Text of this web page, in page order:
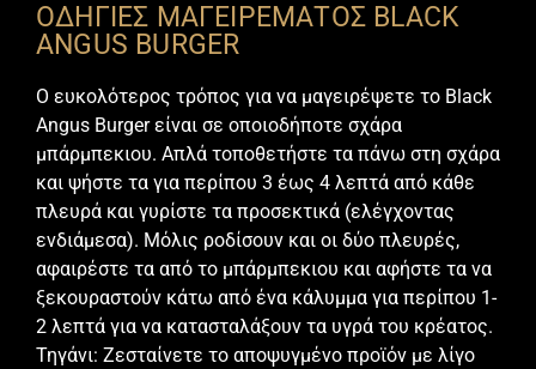
ΟΔΗΓΙΕΣ ΜΑΓΕΙΡΕΜΑΤΟΣ BLACK
ANGUS BURGER
Ο ευκολότερος τρόπος για να μαγειρέψετε το Βlack
Αngus Βurger είναι σε οποιοδήποτε σχάρα
μπάρμπεκιου. Απλά τοποθετήστε τα πάνω στη σχάρα
και ψήστε τα για περίπου 3 έως 4 λεπτά από κάθε
πλευρά και γυρίστε τα προσεκτικά (ελέγχοντας
ενδιάμεσα). Μόλις ροδίσουν και οι δύο πλευρές,
αφαιρέστε τα από το μπάρμπεκιου και αφήστε τα να
ξεκουραστούν κάτω από ένα κάλυμμα για περίπου 1-
2 λεπτά για να κατασταλάξουν τα υγρά του κρέατος.
Τηγάνι: Ζεσταίνετε το αποψυγμένο προϊόν με λίγο